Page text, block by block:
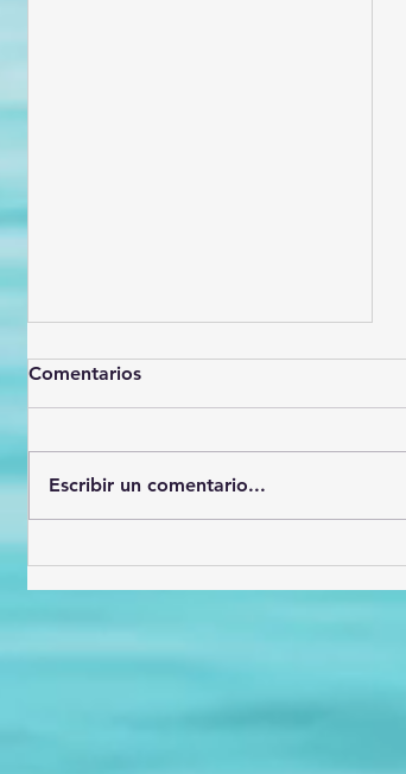
valor incalculable delos
Comentarios
Escribir un comentario...